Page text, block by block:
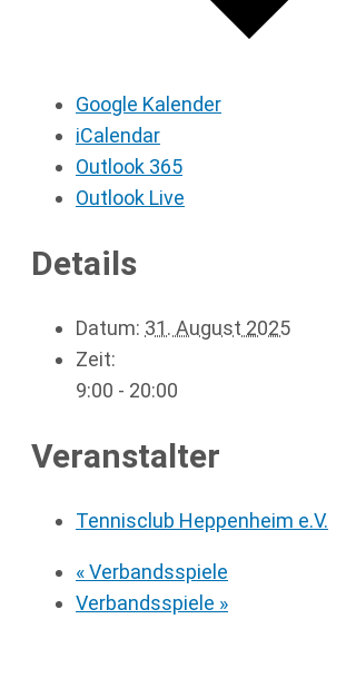
Google Kalender
iCalendar
Outlook 365
Outlook Live
Details
Datum: 31. August 2025
Zeit:
9:00 - 20:00
Veranstalter
Tennisclub Heppenheim e.V.
«Verbandsspiele
Verbandsspiele »